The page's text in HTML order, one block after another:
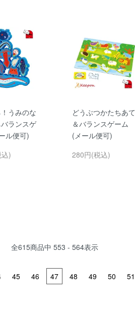
うみのな
ランスゲ
ル便可)
)
どうぶつかたちあて
＆バランスゲーム
(メール便可)
280円(税込)
全615商品中 553 - 564表示
45 46 47 48 49 50 51